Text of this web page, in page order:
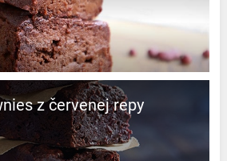
z červenej repy